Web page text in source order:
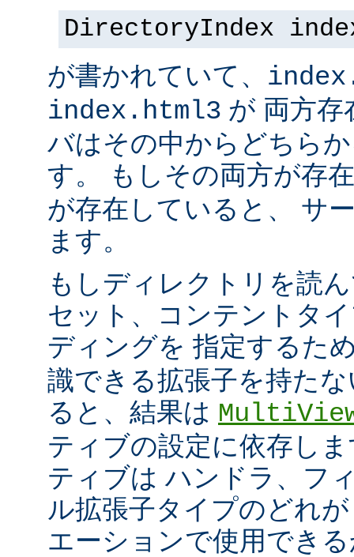
DirectoryIndex
が書かれていて、
index.html3 が 両方存
バはその中からどちら
す。 もしその両方が存
が存在していると、 サ
ます。
もしディレクトリを読
セット、コンテントタ
ディングを 指定するた
識できる拡張子を持た
ると、結果は
ティブの設定に依存し
ティブは ハンドラ、フ
ル拡張子タイプのどれ
エーションで使用でき